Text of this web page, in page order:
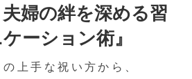
婦の絆を深める習
ーション術』
上手な祝い方から、